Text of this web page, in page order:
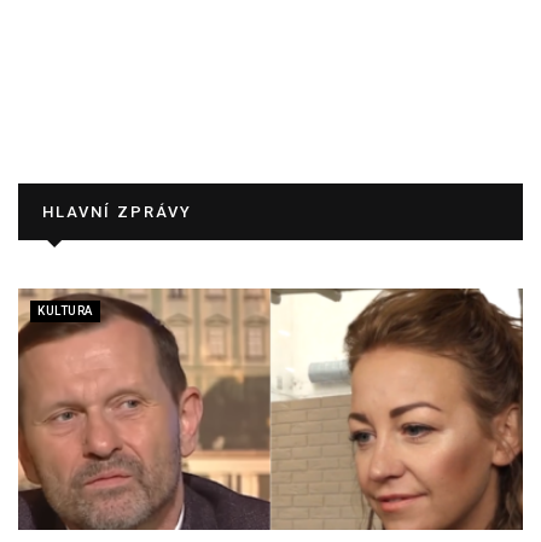
HLAVNÍ ZPRÁVY
KULTURA